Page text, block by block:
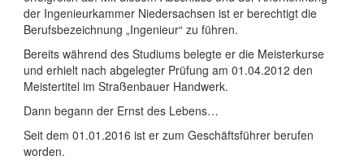
der Ingenieurkammer Niedersachsen ist er berechtigt die
Berufsbezeichnung „Ingenieur“ zu führen.
Bereits während des Studiums belegte er die Meisterkurse
und erhielt nach abgelegter Prüfung am 01.04.2012 den
Meistertitel im Straßenbauer Handwerk.
Dann begann der Ernst des Lebens…
Seit dem 01.01.2016 ist er zum Geschäftsführer berufen
worden.